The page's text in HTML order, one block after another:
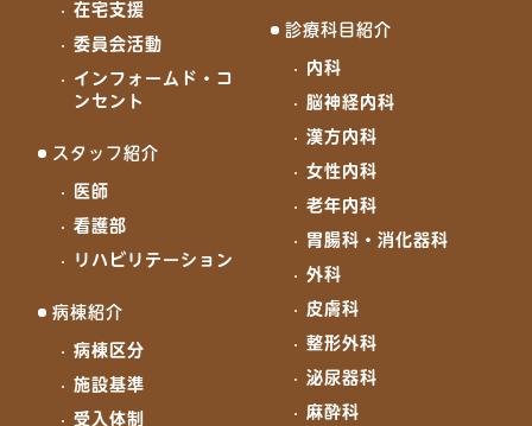
在宅支援
委員会活動
インフォームド・コ
ンセント
スタッフ紹介
医師
看護部
リハビリテーション
病棟紹介
病棟区分
施設基準
受入体制
診療科目紹介
内科
脳神経内科
漢方内科
女性内科
老年内科
胃腸科・消化器科
外科
皮膚科
整形外科
泌尿器科
麻酔科